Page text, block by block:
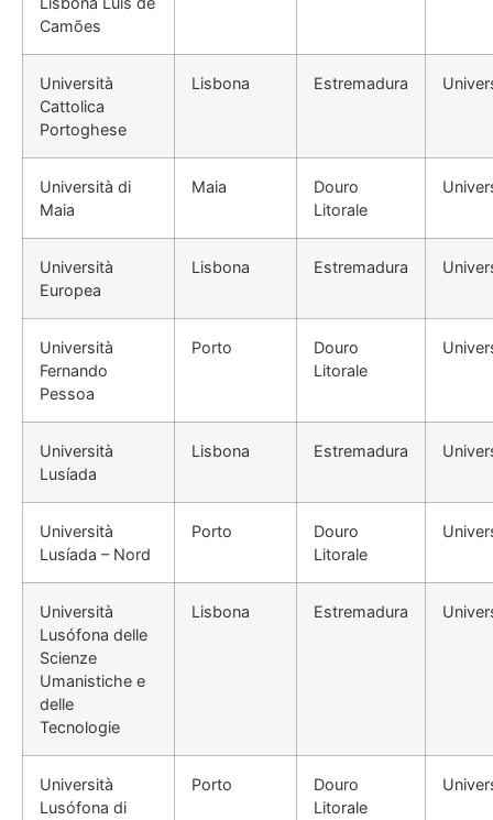
Camões
Università
Cattolica
Portoghese
Lisbona Estremadura
Università di
Maia
Maia
Douro
Litorale
Università
Europea
Lisbona Estremadura
Università
Fernando
Pessoa
Porto
Douro
Litorale
Università
Lusíada
Lisbona Estremadura
Università
Lusíada – Nord
Porto
Douro
Litorale
Università
Lusófona delle
Scienze
Umanistiche e
delle
Tecnologie
Lisbona Estremadura
Università
Lusófona di
Porto
Douro
Litorale